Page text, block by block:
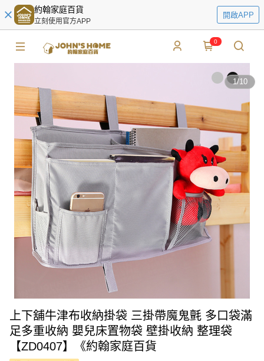
約翰家庭百貨
立刻使用官方APP
開啟APP
0
1/10
上下舖牛津布收納掛袋 三掛帶魔鬼氈 多口袋滿
足多重收納 嬰兒床置物袋 壁掛收納 整理袋
【ZD0407】《約翰家庭百貨